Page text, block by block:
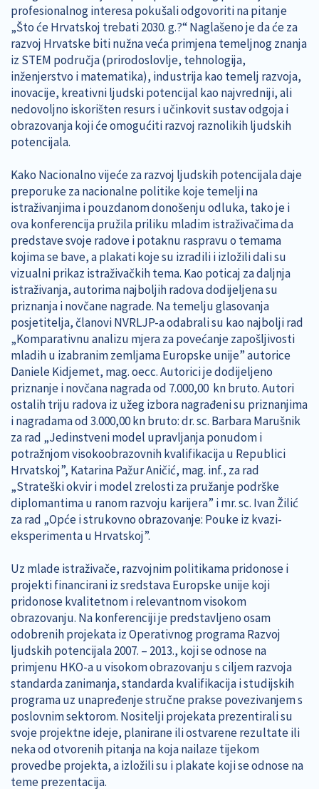
profesionalnog interesa pokušali odgovoriti na pitanje
„Što će Hrvatskoj trebati 2030. g.?“ Naglašeno je da će za
razvoj Hrvatske biti nužna veća primjena temeljnog znanja
iz STEM područja (prirodoslovlje, tehnologija,
inženjerstvo i matematika), industrija kao temelj razvoja,
inovacije, kreativni ljudski potencijal kao najvredniji, ali
nedovoljno iskorišten resurs i učinkovit sustav odgoja i
obrazovanja koji će omogućiti razvoj raznolikih ljudskih
potencijala.
Kako Nacionalno vijeće za razvoj ljudskih potencijala daje
preporuke za nacionalne politike koje temelji na
istraživanjima i pouzdanom donošenju odluka, tako je i
ova konferencija pružila priliku mladim istraživačima da
predstave svoje radove i potaknu raspravu o temama
kojima se bave, a plakati koje su izradili i izložili dali su
vizualni prikaz istraživačkih tema. Kao poticaj za daljnja
istraživanja, autorima najboljih radova dodijeljena su
priznanja i novčane nagrade. Na temelju glasovanja
posjetitelja, članovi NVRLJP-a odabrali su kao najbolji rad
„Komparativnu analizu mjera za povećanje zapošljivosti
mladih u izabranim zemljama Europske unije” autorice
Daniele Kidjemet, mag. oecc. Autorici je dodijeljeno
priznanje i novčana nagrada od 7.000,00 kn bruto. Autori
ostalih triju radova iz užeg izbora nagrađeni su priznanjima
i nagradama od 3.000,00 kn bruto: dr. sc. Barbara Marušnik
za rad „Jedinstveni model upravljanja ponudom i
potražnjom visokoobrazovnih kvalifikacija u Republici
Hrvatskoj”, Katarina Pažur Aničić, mag. inf., za rad
„Strateški okvir i model zrelosti za pružanje podrške
diplomantima u ranom razvoju karijera” i mr. sc. Ivan Žilić
za rad „Opće i strukovno obrazovanje: Pouke iz kvazi-
eksperimenta u Hrvatskoj”.
Uz mlade istraživače, razvojnim politikama pridonose i
projekti financirani iz sredstava Europske unije koji
pridonose kvalitetnom i relevantnom visokom
obrazovanju. Na konferenciji je predstavljeno osam
odobrenih projekata iz Operativnog programa Razvoj
ljudskih potencijala 2007. – 2013., koji se odnose na
primjenu HKO-a u visokom obrazovanju s ciljem razvoja
standarda zanimanja, standarda kvalifikacija i studijskih
programa uz unapređenje stručne prakse povezivanjem s
poslovnim sektorom. Nositelji projekata prezentirali su
svoje projektne ideje, planirane ili ostvarene rezultate ili
neka od otvorenih pitanja na koja nailaze tijekom
provedbe projekta, a izložili su i plakate koji se odnose na
teme prezentacija.